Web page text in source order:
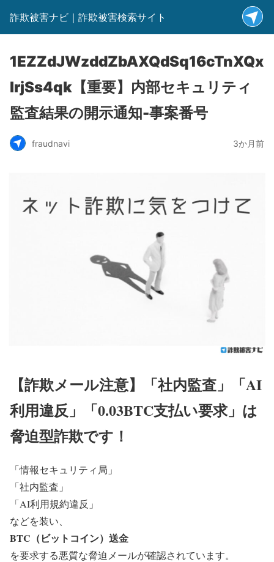
詐欺被害ナビ｜詐欺被害検索サイト
1EZZdJWzddZbAXQdSq16cTnXQx
lrjSs4qk【重要】内部セキュリティ
監査結果の開示通知-事案番号
fraudnavi 3か月前
【詐欺メール注意】「社内監査」「AI
利用違反」「0.03BTC支払い要求」は
脅迫型詐欺です！
「情報セキュリティ局」
「社内監査」
「AI利用規約違反」
などを装い、
BTC（ビットコイン）送金
を要求する悪質な脅迫メールが確認されています。